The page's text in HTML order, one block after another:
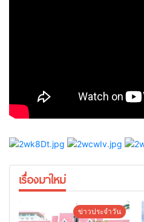
เรื่องมาใหม่
ข่าวประจำวัน